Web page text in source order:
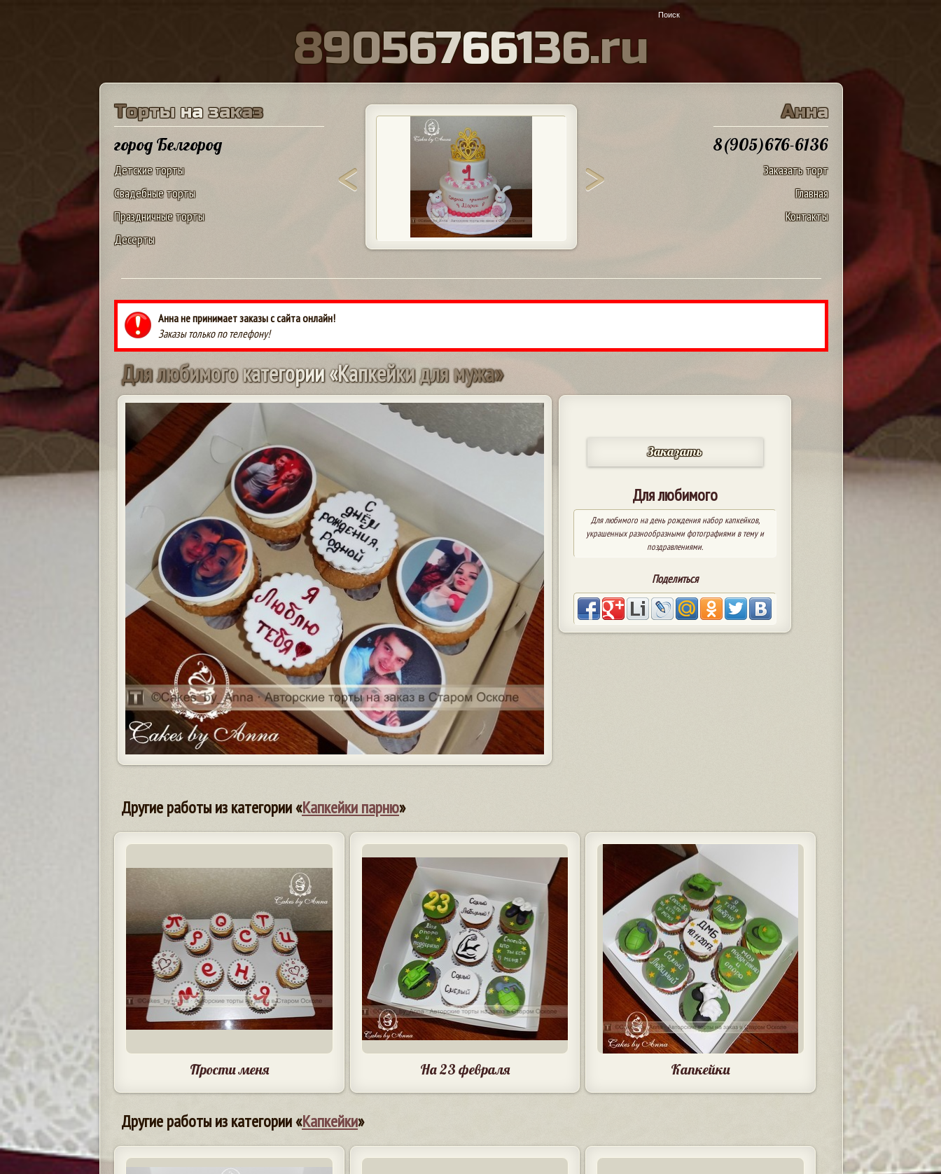
89056766136.ru
Торты на заказ
город Белгород
Детские торты
Свадебные торты
Праздничные торты
Десерты
Анна
8(905)676-6136
Заказать торт
Главная
Контакты
Анна не принимает заказы с сайта онлайн!
Заказы только по телефону!
Длялюбимогокатегории«Капкейкидлямужа»
Заказать
Для любимого
Для любимого на день рождения набор капкейков,
украшенных разнообразными фотографиями в тему и
поздравлениями.
Поделиться
Другие работы из категории «Капкейки парню»
Прости меня На 23 февраля Капкейки
Другие работы из категории «Капкейки»